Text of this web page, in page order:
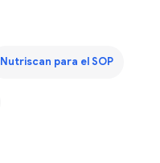
Nutriscan para el SOP